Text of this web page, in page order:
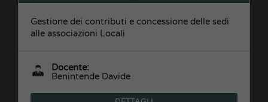
Gestione dei contributi e concessione delle sedi
alle associazioni Locali
Docente:
Benintende Davide